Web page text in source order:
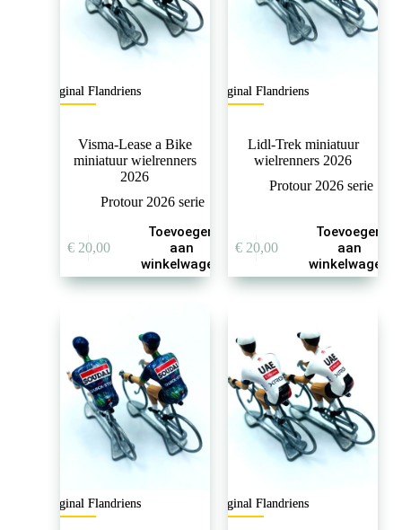
Original Flandriens
Visma-Lease a Bike
miniatuur wielrenners
2026
Protour 2026 serie
€20,00
Toevoegen
aan
winkelwagen
Original Flandriens
Lidl-Trek miniatuur
wielrenners 2026
Protour 2026 serie
€20,00
Toevoegen
aan
winkelwagen
Original Flandriens Original Flandriens